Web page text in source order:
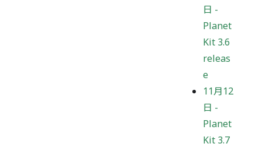
日 -
Planet
Kit 3.6
releas
e
11月12
日 -
Planet
Kit 3.7